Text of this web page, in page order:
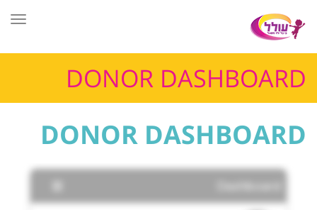
DONOR DASHBOARD
ראשי »
DONOR DASHBOARD
DONOR DASHBOARD